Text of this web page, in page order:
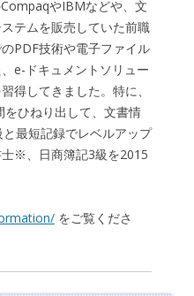
やIBMなどや、文
テムを販売していた前職
PDF技術や電子ファイル
e-ドキュメントソリュー
得してきました。特に、
ひねり出して、文書情
最短記録でレベルアップ
※、日商簿記3級を2015
をご覧くださ